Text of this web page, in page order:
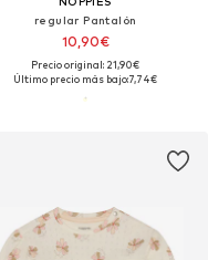
regular Pantalón
10,90€
Precio original: 21,90€
Último precio más bajo:7,74€